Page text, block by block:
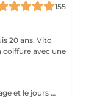
155
20 ans. Vito
coiffure avec une
Le forfait comprend 1 essai coiffure et maquillage et le jours du mariage